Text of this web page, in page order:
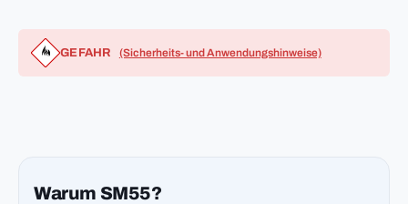
GEFAHR (Sicherheits- und Anwendungshinweise)
Warum SM55?